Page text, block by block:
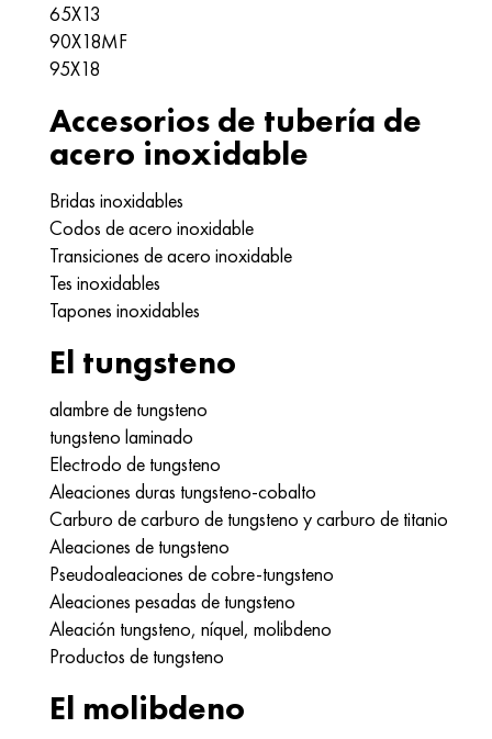
65X13
90X18MF
95X18
Accesorios de tubería de
acero inoxidable
Bridas inoxidables
Codos de acero inoxidable
Transiciones de acero inoxidable
Tes inoxidables
Tapones inoxidables
El tungsteno
alambre de tungsteno
tungsteno laminado
Electrodo de tungsteno
Aleaciones duras tungsteno-cobalto
Carburo de carburo de tungsteno y carburo de titanio
Aleaciones de tungsteno
Pseudoaleaciones de cobre-tungsteno
Aleaciones pesadas de tungsteno
Aleación tungsteno, níquel, molibdeno
Productos de tungsteno
El molibdeno